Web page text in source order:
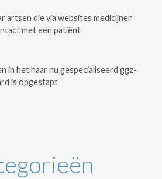
artsen die via websites medicijnen
met een patiënt
in het haar nu gespecialiseerd ggz-
is opgestapt